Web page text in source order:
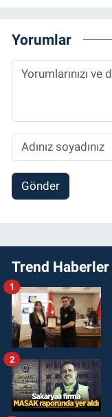
Yorumlar
Gönder
Trend Haberler
1
2